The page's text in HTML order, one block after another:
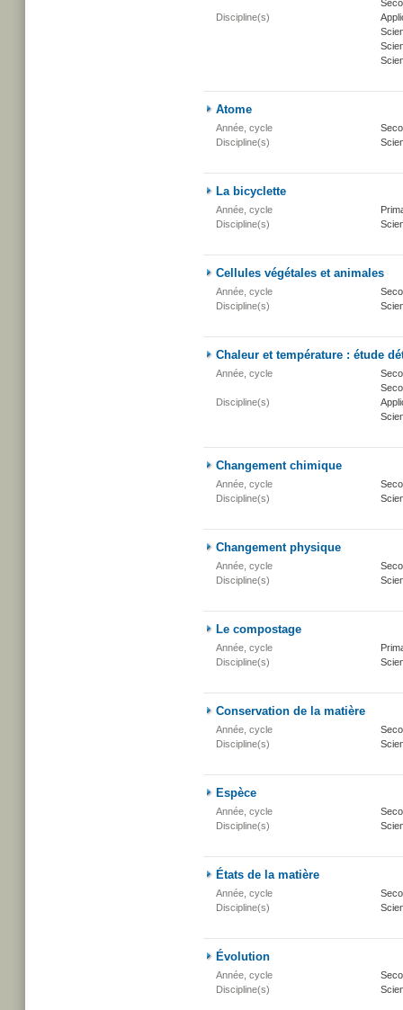
Discipline(s)
Atome
Année, cycle
Discipline(s)
La bicyclette
Année, cycle
Discipline(s)
Cellules végétales et animales
Année, cycle
Discipline(s)
Chaleur et température : étude
Année, cycle
Discipline(s)
Changement chimique
Année, cycle
Discipline(s)
Changement physique
Année, cycle
Discipline(s)
Le compostage
Année, cycle
Discipline(s)
Conservation de la matière
Année, cycle
Discipline(s)
Espèce
Année, cycle
Discipline(s)
États de la matière
Année, cycle
Discipline(s)
Évolution
Année, cycle
Discipline(s)